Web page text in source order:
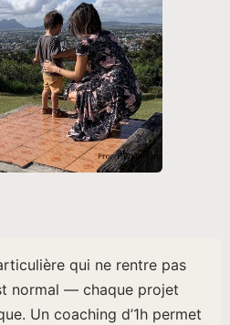
qui ne rentre pas
normal — chaque projet
Un coaching d’1h permet